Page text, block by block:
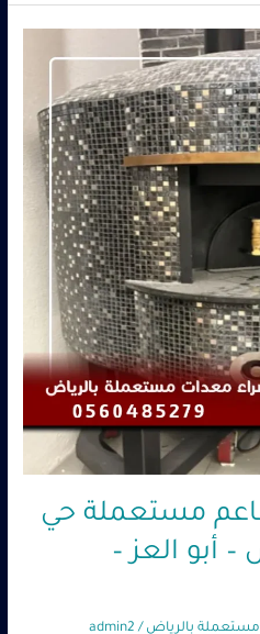
مستعملة حي
أبو العز –
بالرياض /
admin2